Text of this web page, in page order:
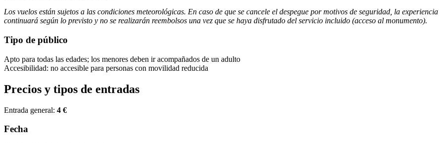
Los vuelos están sujetos a las condiciones meteorológicas. En caso de que se cancele el despegue por motivos de seguridad, la experiencia
continuará según lo previsto y no se realizarán reembolsos una vez que se haya disfrutado del servicio incluido (acceso al monumento).
Tipo de público
Apto para todas las edades; los menores deben ir acompañados de un adulto
Accesibilidad: no accesible para personas con movilidad reducida
Precios y tipos de entradas
Entrada general: 4 €
Fecha